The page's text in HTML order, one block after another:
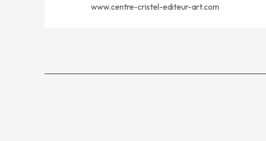
www.centre-cristel-editeur-art.com